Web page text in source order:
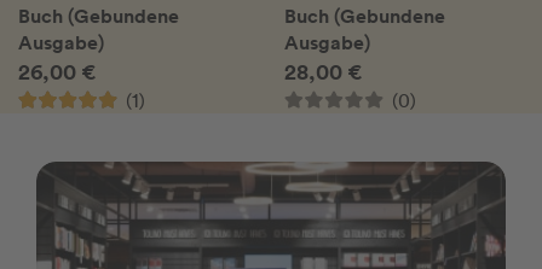
Buch (Gebundene
Ausgabe)
26,00 €
(1)
Buch (Gebundene
Ausgabe)
28,00 €
(0)